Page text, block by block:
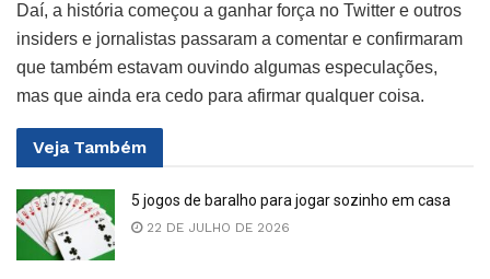
Daí, a história começou a ganhar força no Twitter e outros
insiders e jornalistas passaram a comentar e confirmaram
que também estavam ouvindo algumas especulações,
mas que ainda era cedo para afirmar qualquer coisa.
Veja Também
5 jogos de baralho para jogar sozinho em casa
22 DE JULHO DE 2026